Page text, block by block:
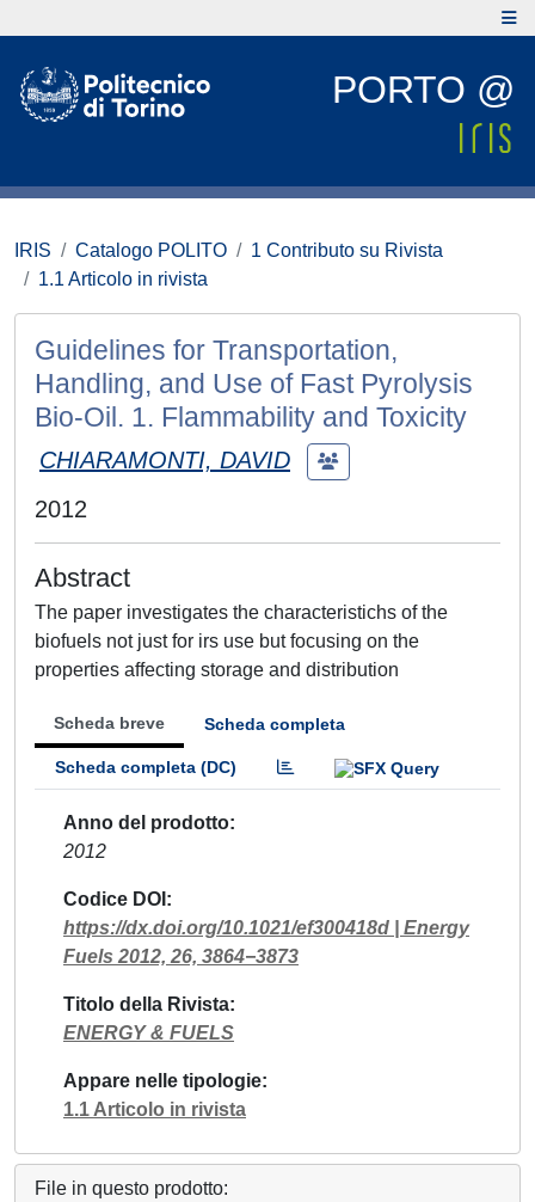
PORTO @
IRIS Catalogo POLITO
1 Contributo su Rivista
1.1 Articolo in rivista
Guidelines for Transportation,
Handling, and Use of Fast Pyrolysis
Bio-Oil. 1. Flammability and Toxicity
CHIARAMONTI, DAVID
2012
Abstract
The paper investigates the characteristichs of the
biofuels not just for irs use but focusing on the
properties affecting storage and distribution
Scheda breve Scheda completa
Scheda completa (DC)
Anno del prodotto
2012
Codice DOI
https://dx.doi.org/10.1021/ef300418d | Energy
Fuels 2012, 26, 3864−3873
Titolo della Rivista
ENERGY & FUELS
Appare nelle tipologie
1.1 Articolo in rivista
File in questo prodotto: